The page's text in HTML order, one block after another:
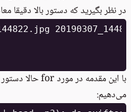
در نظر بگیرید که دستور بالا دقیقا
می‌دهیم: